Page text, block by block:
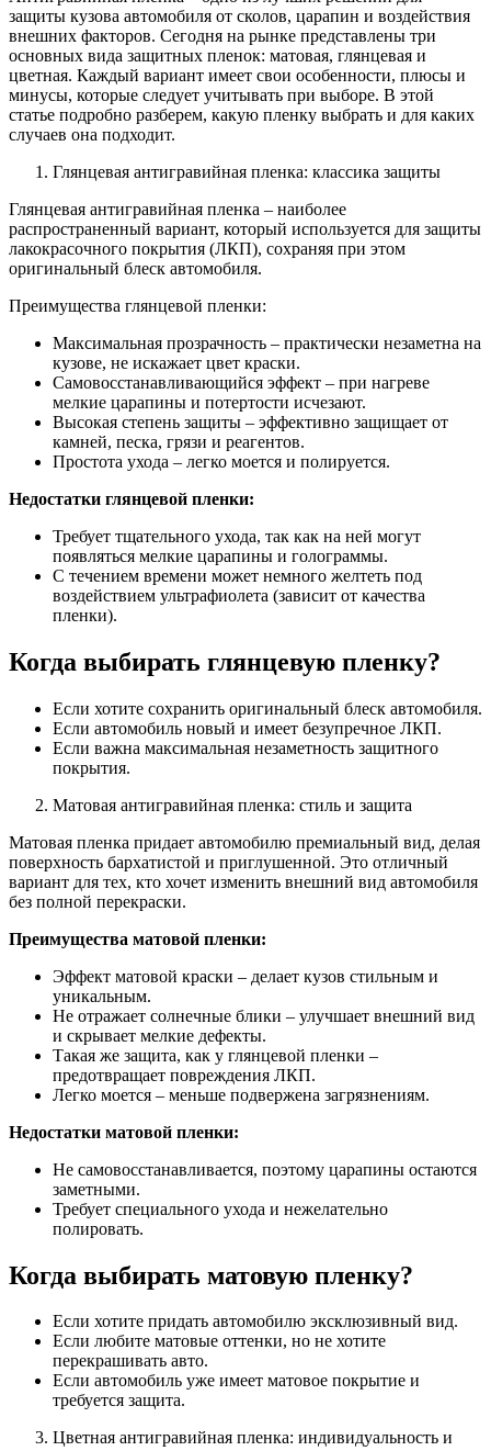
защиты кузова автомобиля от сколов, царапин и воздействия
внешних факторов. Сегодня на рынке представлены три
основных вида защитных пленок: матовая, глянцевая и
цветная. Каждый вариант имеет свои особенности, плюсы и
минусы, которые следует учитывать при выборе. В этой
статье подробно разберем, какую пленку выбрать и для каких
случаев она подходит.
Глянцевая антигравийная пленка: классика защиты
Глянцевая антигравийная пленка – наиболее
распространенный вариант, который используется для защиты
лакокрасочного покрытия (ЛКП), сохраняя при этом
оригинальный блеск автомобиля.
Преимущества глянцевой пленки:
Максимальная прозрачность – практически незаметна на
кузове, не искажает цвет краски.
Самовосстанавливающийся эффект – при нагреве
мелкие царапины и потертости исчезают.
Высокая степень защиты – эффективно защищает от
камней, песка, грязи и реагентов.
Простота ухода – легко моется и полируется.
Недостатки глянцевой пленки:
Требует тщательного ухода, так как на ней могут
появляться мелкие царапины и голограммы.
С течением времени может немного желтеть под
воздействием ультрафиолета (зависит от качества
пленки).
Когда выбирать глянцевую пленку?
Если хотите сохранить оригинальный блеск автомобиля.
Если автомобиль новый и имеет безупречное ЛКП.
Если важна максимальная незаметность защитного
покрытия.
Матовая антигравийная пленка: стиль и защита
Матовая пленка придает автомобилю премиальный вид, делая
поверхность бархатистой и приглушенной. Это отличный
вариант для тех, кто хочет изменить внешний вид автомобиля
без полной перекраски.
Преимущества матовой пленки:
Эффект матовой краски – делает кузов стильным и
уникальным.
Не отражает солнечные блики – улучшает внешний вид
и скрывает мелкие дефекты.
Такая же защита, как у глянцевой пленки –
предотвращает повреждения ЛКП.
Легко моется – меньше подвержена загрязнениям.
Недостатки матовой пленки:
Не самовосстанавливается, поэтому царапины остаются
заметными.
Требует специального ухода и нежелательно
полировать.
Когда выбирать матовую пленку?
Если хотите придать автомобилю эксклюзивный вид.
Если любите матовые оттенки, но не хотите
перекрашивать авто.
Если автомобиль уже имеет матовое покрытие и
требуется защита.
Цветная антигравийная пленка: индивидуальность и